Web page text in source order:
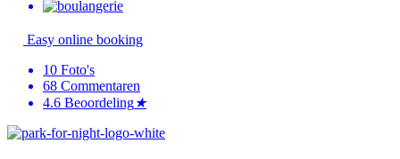
Easy online booking
10 Foto's
68 Commentaren
4.6 Beoordeling★